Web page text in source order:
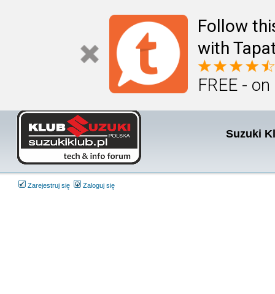
Follow
with
FREE -
Suzuki
Zarejestruj się Zaloguj się